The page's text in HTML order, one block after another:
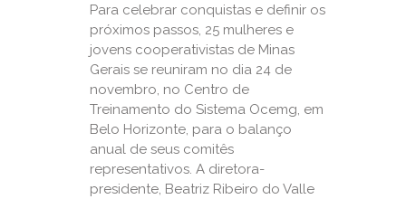
Para celebrar conquistas e definir os
próximos passos, 25 mulheres e
jovens cooperativistas de Minas
Gerais se reuniram no dia 24 de
novembro, no Centro de
Treinamento do Sistema Ocemg, em
Belo Horizonte, para o balanço
anual de seus comitês
representativos. A diretora-
presidente, Beatriz Ribeiro do Valle